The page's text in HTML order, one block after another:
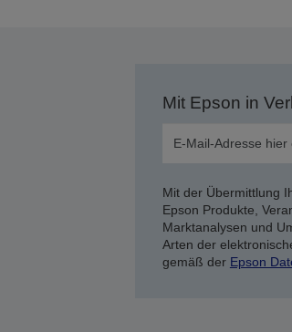
Mit Epson in
Mit der Übermittlung
Epson Produkte,
Marktanalysen und
Arten der
gemäß der Epson